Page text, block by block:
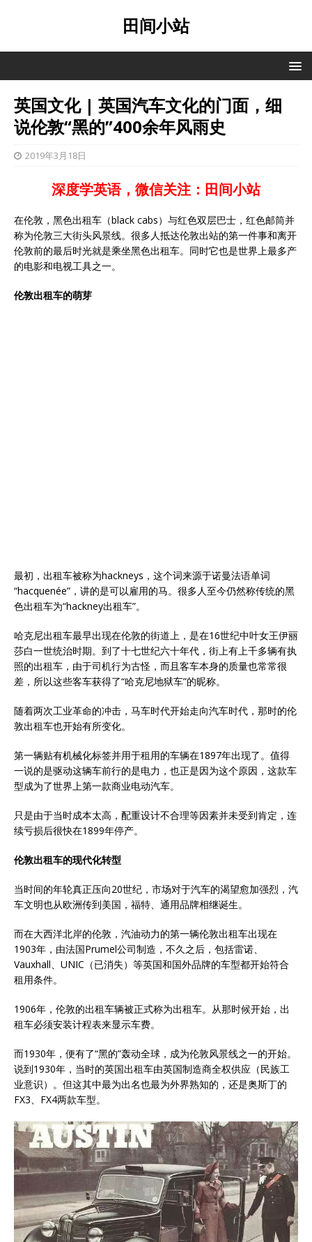
田间小站
英国文化 | 英国汽车文化的门面，细
说伦敦“黑的”400余年风雨史
2019年3月18日
深度学英语，微信关注：田间小站
在伦敦，黑色出租车（black cabs）与红色双层巴士，红色邮筒并
称为伦敦三大街头风景线。很多人抵达伦敦出站的第一件事和离开
伦敦前的最后时光就是乘坐黑色出租车。同时它也是世界上最多产
的电影和电视工具之一。
伦敦出租车的萌芽
最初，出租车被称为hackneys，这个词来源于诺曼法语单词
“hacquenée”，讲的是可以雇用的马。很多人至今仍然称传统的黑
色出租车为“hackney出租车”。
哈克尼出租车最早出现在伦敦的街道上，是在16世纪中叶女王伊丽
莎白一世统治时期。到了十七世纪六十年代，街上有上千多辆有执
照的出租车，由于司机行为古怪，而且客车本身的质量也常常很
差，所以这些客车获得了“哈克尼地狱车”的昵称。
随着两次工业革命的冲击，马车时代开始走向汽车时代，那时的伦
敦出租车也开始有所变化。
第一辆贴有机械化标签并用于租用的车辆在1897年出现了。值得
一说的是驱动这辆车前行的是电力，也正是因为这个原因，这款车
型成为了世界上第一款商业电动汽车。
只是由于当时成本太高，配重设计不合理等因素并未受到肯定，连
续亏损后很快在1899年停产。
伦敦出租车的现代化转型
当时间的年轮真正压向20世纪，市场对于汽车的渴望愈加强烈，汽
车文明也从欧洲传到美国，福特、通用品牌相继诞生。
而在大西洋北岸的伦敦，汽油动力的第一辆伦敦出租车出现在
1903年，由法国Prumel公司制造，不久之后，包括雷诺、
Vauxhall、UNIC（已消失）等英国和国外品牌的车型都开始符合
租用条件。
1906年，伦敦的出租车辆被正式称为出租车。从那时候开始，出
租车必须安装计程表来显示车费。
而1930年，便有了“黑的”轰动全球，成为伦敦风景线之一的开始。
说到1930年，当时的英国出租车由英国制造商全权供应（民族工
业意识）。但这其中最为出名也最为外界熟知的，还是奥斯丁的
FX3、FX4两款车型。